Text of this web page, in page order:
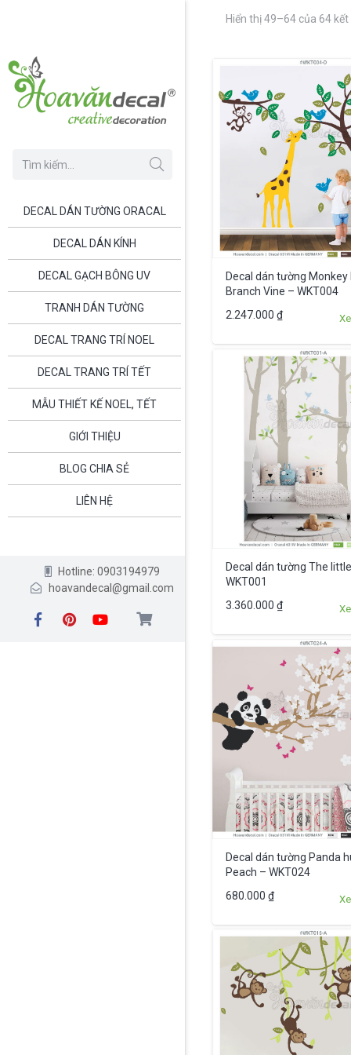
DECAL DÁN TƯỜNG ORACAL
DECAL DÁN KÍNH
DECAL GẠCH BÔNG UV
TRANH DÁN TƯỜNG
DECAL TRANG TRÍ NOEL
DECAL TRANG TRÍ TẾT
MẪU THIẾT KẾ NOEL, TẾT
GIỚI THIỆU
BLOG CHIA SẺ
LIÊN HỆ
Hotline: 0903194979
hoavandecal@gmail.com
Hiển thị 49–64 của 64 kết
Decal dán tường Monkey
Branch Vine – WKT004
2.247.000 ₫
Decal dán tường The
WKT001
3.360.000 ₫
Decal dán tường Panda
Peach – WKT024
680.000 ₫